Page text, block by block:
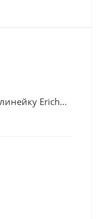
Erich...